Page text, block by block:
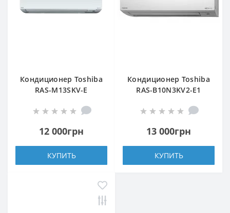
Кондиционер Toshiba
RAS-M13SKV-E
12 000грн
КУПИТЬ
Кондиционер Toshiba
RAS-B10N3KV2-Е1
13 000грн
КУПИТЬ